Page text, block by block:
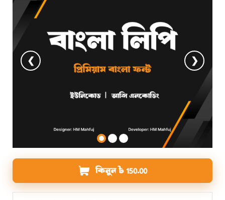
❮ ❯
কিনুন৳150.00